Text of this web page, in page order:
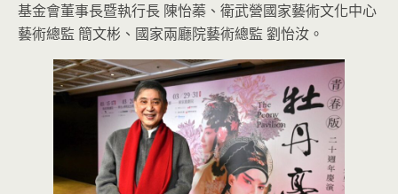
基金會董事長暨執行長 陳怡蓁、衛武營國家藝術文化中心
藝術總監 簡文彬、國家兩廳院藝術總監 劉怡汝。